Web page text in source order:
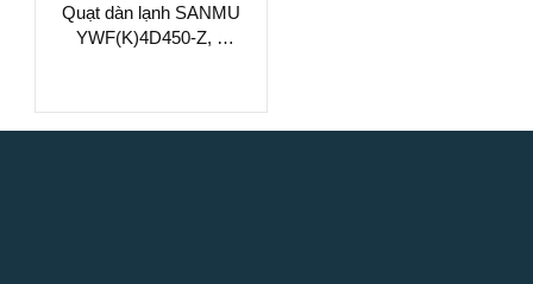
Quạt dàn lạnh SANMU
YWF(K)4D450-Z, 3